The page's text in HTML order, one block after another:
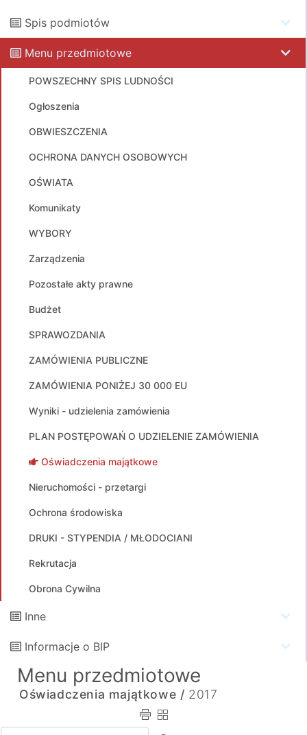
Spis podmiotów
Menu przedmiotowe
POWSZECHNY SPIS LUDNOŚCI
Ogłoszenia
OBWIESZCZENIA
OCHRONA DANYCH OSOBOWYCH
OŚWIATA
Komunikaty
WYBORY
Zarządzenia
Pozostałe akty prawne
Budżet
SPRAWOZDANIA
ZAMÓWIENIA PUBLICZNE
ZAMÓWIENIA PONIŻEJ 30 000 EU
Wyniki - udzielenia zamówienia
PLAN POSTĘPOWAŃ O UDZIELENIE ZAMÓWIENIA
Oświadczenia majątkowe
Nieruchomości - przetargi
Ochrona środowiska
DRUKI - STYPENDIA / MŁODOCIANI
Rekrutacja
Obrona Cywilna
Inne
Informacje o BIP
Menu przedmiotowe
Oświadczenia majątkowe / 2017